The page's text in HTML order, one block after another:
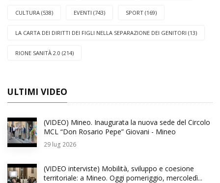
CULTURA (538) EVENTI (743) SPORT (169)
LA CARTA DEI DIRITTI DEI FIGLI NELLA SEPARAZIONE DEI GENITORI (13)
RIONE SANITÀ 2.0 (214)
ULTIMI VIDEO
(VIDEO) Mineo. Inaugurata la nuova sede del Circolo
MCL “Don Rosario Pepe” Giovani - Mineo
29 lug 2026
(VIDEO interviste) Mobilità, sviluppo e coesione
territoriale: a Mineo. Oggi pomeriggio, mercoledì...